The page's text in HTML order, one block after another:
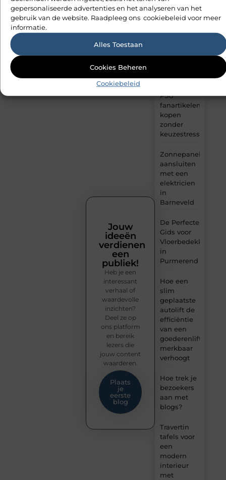
gepersonaliseerde advertenties en het analyseren van het
gebruik van de website. Raadpleeg ons cookiebeleid voor meer
informatie.
Alles Toestaan
Cookies Beheren
Cookiebeleid
dagelijks
verse
tips
PSG
fanartikelen
kopen
zonder
keuzestress
Zonnepanelen
aansluiten
met een
elektricien
in
Barneveld
De Perfecte
Gids voor
Vloerbedekking
in
Purmerend
Hoe een
slim
geplaatste
autolift de
efficiëntie
van een
goederenlift
merkbaar
verhoogt
Hoe trek je
bezoekers
aan met
blogs?
Travertin
tafels voor
een
modern
interieur
met
Jouw
ideeën
verdienen
een
publiek!
Heb je een
interessant
verhaal of
waardevolle
inzichten?
Deel ze op
ons platform
en bereik
lezers die
jouw content
waarderen.
Plaats
je
eerste
blog